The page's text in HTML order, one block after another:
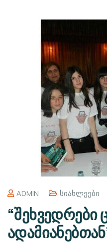
ADMIN Სიახლეები